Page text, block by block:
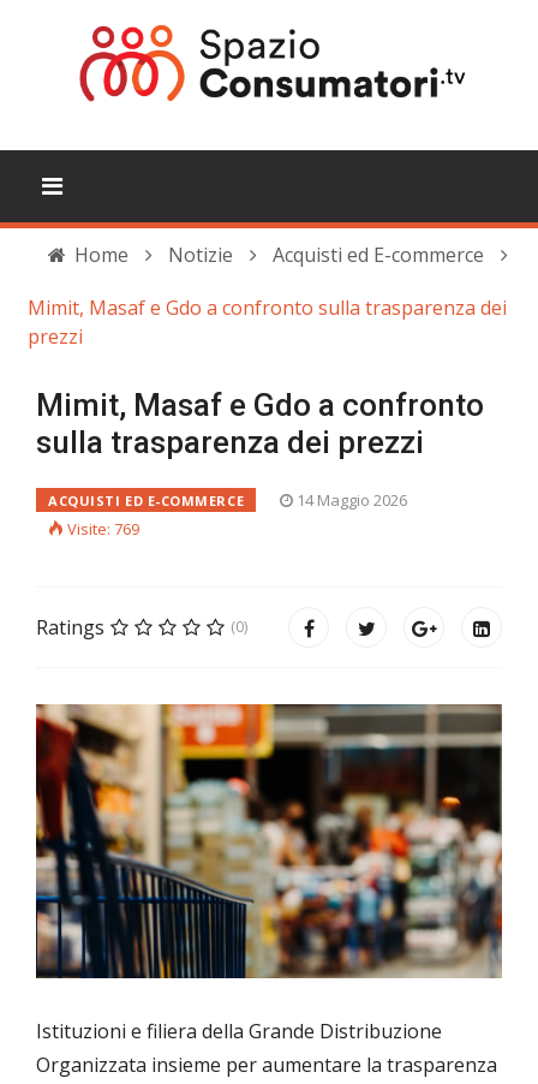
Home Notizie
Acquisti ed E-commerce
Mimit, Masaf e Gdo a confronto sulla trasparenza dei
prezzi
Mimit, Masaf e Gdo a confronto
sulla trasparenza dei prezzi
ACQUISTI ED E-COMMERCE
14 Maggio 2026
Visite: 769
Ratings (0)
Istituzioni e filiera della Grande Distribuzione
Organizzata insieme per aumentare la trasparenza